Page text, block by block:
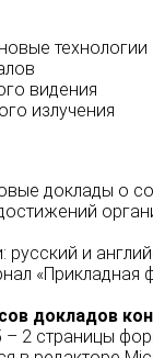
технологии
видения
излучения
доклады о
и
«Прикладная
докладов
2 страницы